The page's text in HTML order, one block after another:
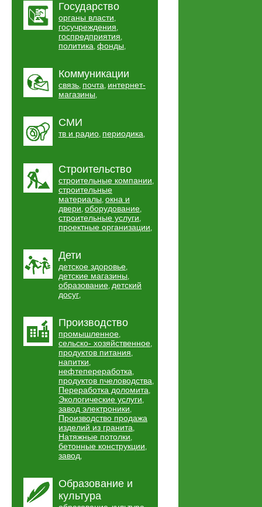
Государство
органы власти,
госучреждения,
госпредприятия,
политика, фонды,
Коммуникации
связь, почта, интернет-
магазины,
СМИ
тв и радио, периодика,
Строительство
строительные компании,
строительные
материалы, окна и
двери, оборудование,
строительные услуги,
проектные организации,
Дети
детское здоровье,
детские магазины,
образование, детский
досуг,
Производство
промышленное,
сельско- хозяйственное,
продуктов питания,
напитки,
нефтепереработка,
продуктов пчеловодства,
Переработка доломита,
Экологические услуги,
завод электроники,
Производство продажа
изделий из гранита,
Натяжные потолки,
бетонные конструкции,
завод,
Образование и
культура